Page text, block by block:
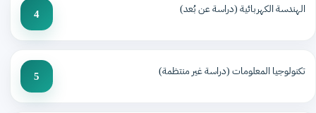
الهندسة الكهربائية (دراسة عن بُعد) 4
تكنولوجيا المعلومات (دراسة غير منتظمة) 5